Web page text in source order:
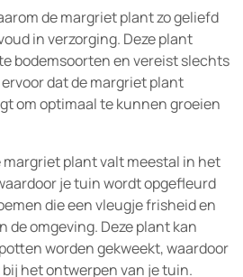
de margriet plant zo geliefd
in verzorging. Deze plant
bodemsoorten en vereist slechts
dat de margriet plant
om optimaal te kunnen groeien
margriet plant valt meestal in het
je tuin wordt opgefleurd
die een vleugje frisheid en
de omgeving. Deze plant kan
worden gekweekt, waardoor
het ontwerpen van je tuin.